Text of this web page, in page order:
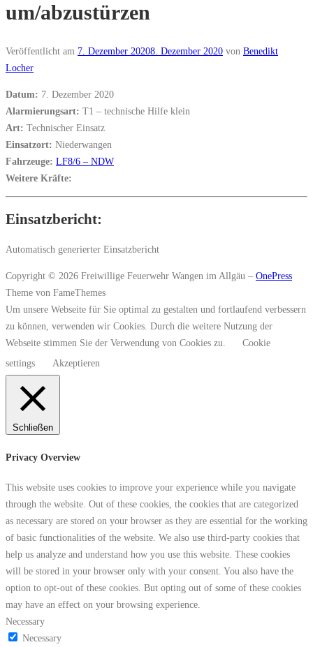
um/abzustürzen
Veröffentlicht am 7. Dezember 20208. Dezember 2020 von Benedikt
Locher
Datum: 7. Dezember 2020
Alarmierungsart: T1 – technische Hilfe klein
Art: Technischer Einsatz
Einsatzort: Niederwangen
Fahrzeuge: LF8/6 – NDW
Weitere Kräfte:
Einsatzbericht:
Automatisch generierter Einsatzbericht
Copyright © 2026 Freiwillige Feuerwehr Wangen im Allgäu – OnePress
Theme von FameThemes
Um unsere Webseite für Sie optimal zu gestalten und fortlaufend verbessern
zu können, verwenden wir Cookies. Durch die weitere Nutzung der
Webseite stimmen Sie der Verwendung von Cookies zu.
Cookie
settings
Akzeptieren
Schließen
Privacy Overview
This website uses cookies to improve your experience while you navigate
through the website. Out of these cookies, the cookies that are categorized
as necessary are stored on your browser as they are essential for the working
of basic functionalities of the website. We also use third-party cookies that
help us analyze and understand how you use this website. These cookies
will be stored in your browser only with your consent. You also have the
option to opt-out of these cookies. But opting out of some of these cookies
may have an effect on your browsing experience.
Necessary
Necessary